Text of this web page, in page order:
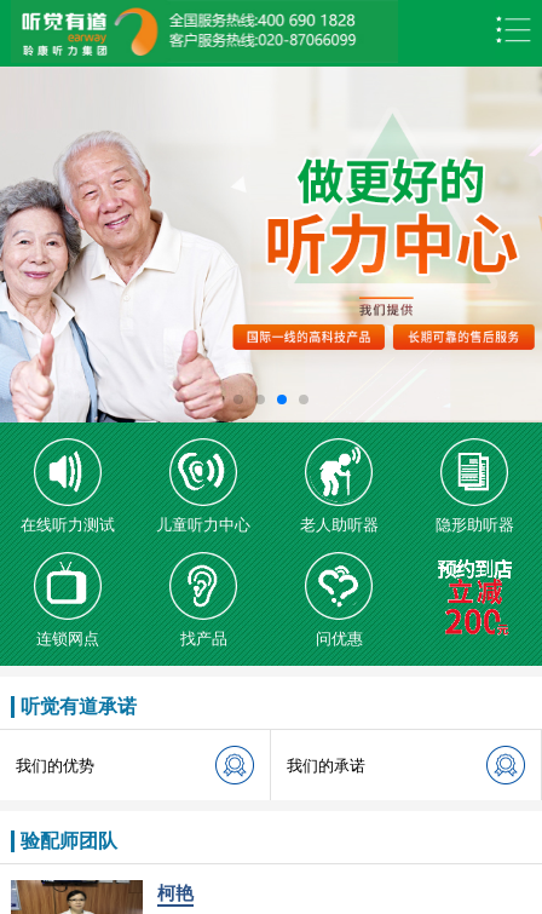
在线听力测试 儿童听力中心 老人助听器 隐形助听器
连锁网点 找产品 问优惠
听觉有道承诺
我们的优势 我们的承诺
验配师团队
柯艳